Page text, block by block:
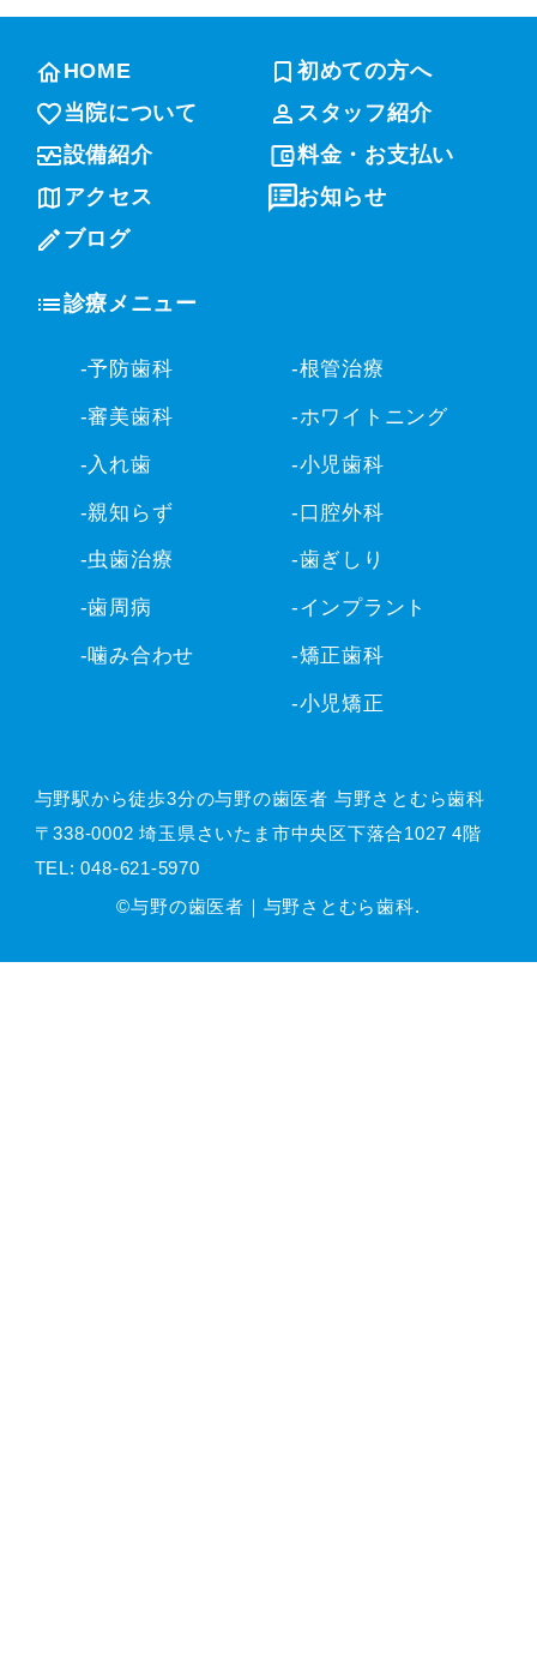
HOME
初めての方へ
当院について
スタッフ紹介
設備紹介
料金・お支払い
アクセス
お知らせ
ブログ
診療メニュー
-予防歯科
-審美歯科
-入れ歯
-親知らず
-虫歯治療
-歯周病
-噛み合わせ
-根管治療
-ホワイトニング
-小児歯科
-口腔外科
-歯ぎしり
-インプラント
-矯正歯科
-小児矯正
与野駅から徒歩3分の与野の歯医者 与野さとむら歯科
〒338-0002 埼玉県さいたま市中央区下落合1027 4階
TEL:048-621-5970
©与野の歯医者｜与野さとむら歯科.